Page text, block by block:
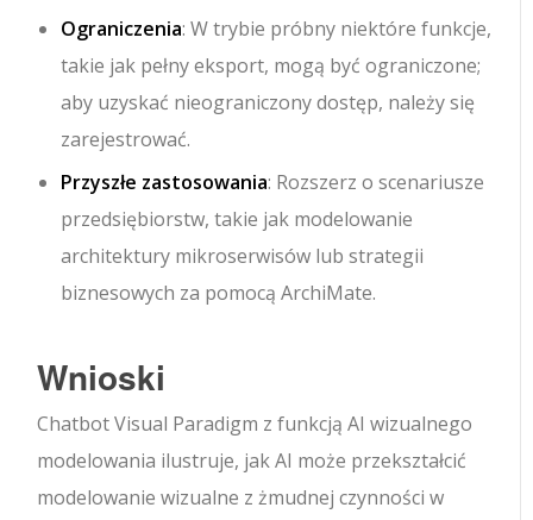
Ograniczenia: W trybie próbny niektóre funkcje,
takie jak pełny eksport, mogą być ograniczone;
aby uzyskać nieograniczony dostęp, należy się
zarejestrować.
Przyszłe zastosowania: Rozszerz o scenariusze
przedsiębiorstw, takie jak modelowanie
architektury mikroserwisów lub strategii
biznesowych za pomocą ArchiMate.
Wnioski
Chatbot Visual Paradigm z funkcją AI wizualnego
modelowania ilustruje, jak AI może przekształcić
modelowanie wizualne z żmudnej czynności w